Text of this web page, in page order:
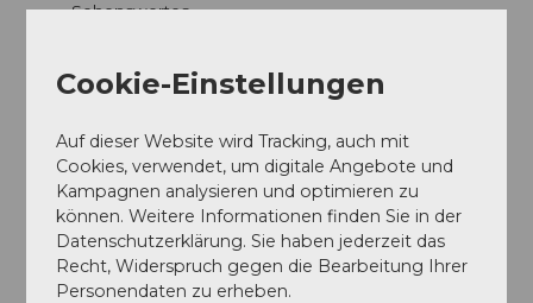
Sehenswertes
Straussenfarm am Sempachersee
Stockmatt
6204Sempach
+41 (0)41 460 30 20
info@straussenfarm-sempachersee.ch
Cookie-Einstellungen
Auf dieser Website wird Tracking, auch mit
Cookies, verwendet, um digitale Angebote und
Kampagnen analysieren und optimieren zu
können. Weitere Informationen finden Sie in der
Datenschutzerklärung. Sie haben jederzeit das
Recht, Widerspruch gegen die Bearbeitung Ihrer
Personendaten zu erheben.